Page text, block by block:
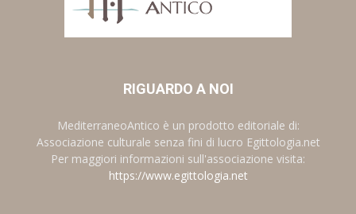
RIGUARDO A NOI
MediterraneoAntico è un prodotto editoriale di:
Associazione culturale senza fini di lucro Egittologia.net
Per maggiori informazioni sull'associazione visita:
https://www.egittologia.net